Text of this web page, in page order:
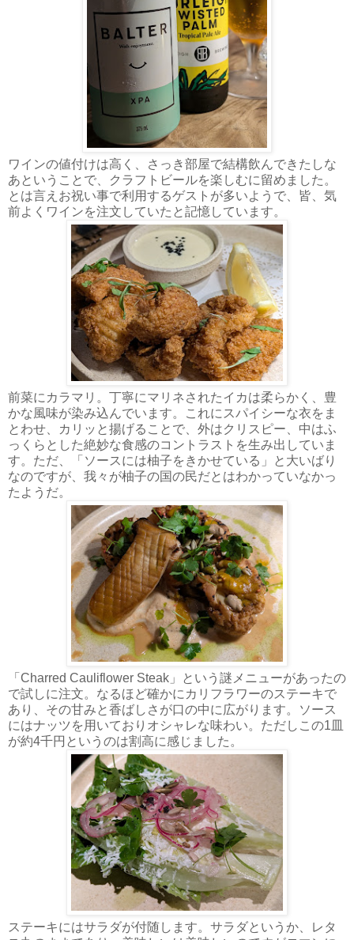
ワインの値付けは高く、さっき部屋で結構飲んできたしな
あということで、クラフトビールを楽しむに留めました。
とは言えお祝い事で利用するゲストが多いようで、皆、気
前よくワインを注文していたと記憶しています。
前菜にカラマリ。丁寧にマリネされたイカは柔らかく、豊
かな風味が染み込んでいます。これにスパイシーな衣をま
とわせ、カリッと揚げることで、外はクリスピー、中はふ
っくらとした絶妙な食感のコントラストを生み出していま
す。ただ、「ソースには柚子をきかせている」と大いばり
なのですが、我々が柚子の国の民だとはわかっていなかっ
たようだ。
「Charred Cauliflower Steak」という謎メニューがあったの
で試しに注文。なるほど確かにカリフラワーのステーキで
あり、その甘みと香ばしさが口の中に広がります。ソース
にはナッツを用いておりオシャレな味わい。ただしこの1皿
が約4千円というのは割高に感じました。
ステーキにはサラダが付随します。サラダというか、レタ